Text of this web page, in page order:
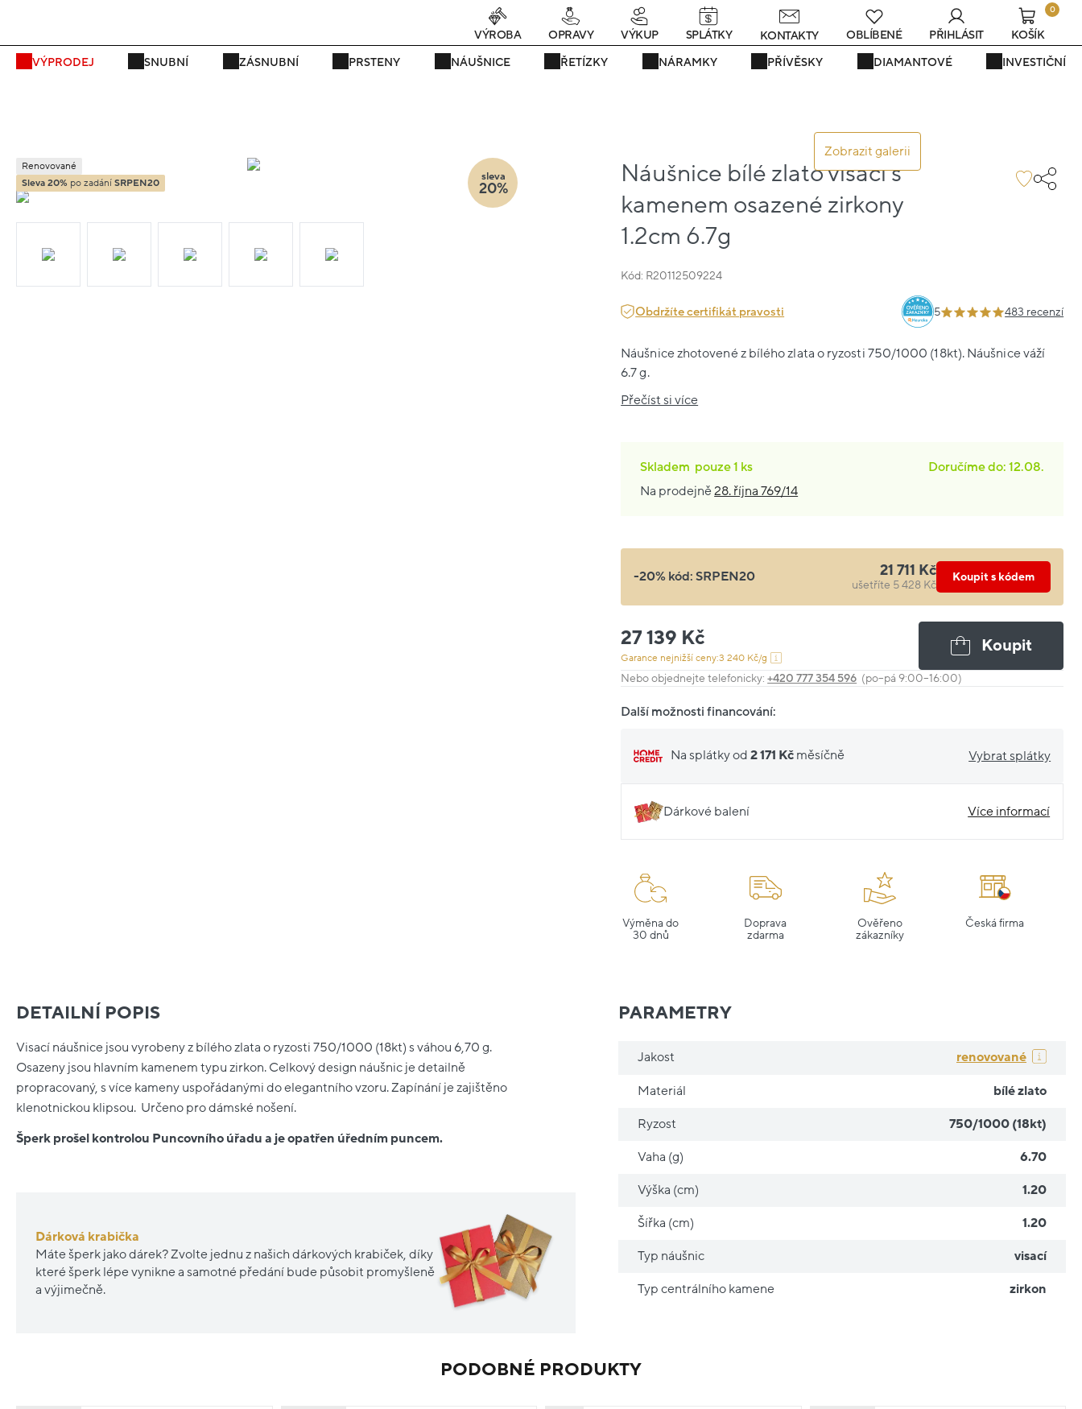
Právě teď! - 20 % na vše! Kód: SRPEN20 23 dní : 7h : 49m : 52s
VÝPRODEJ SNUBNÍ ZÁSNUBNÍ PRSTENY NÁUŠNICE ŘETÍZKY NÁRAMKY PŘÍVĚSKY DIAMANTOVÉ INVESTIČNÍ
VÝROBA OPRAVY VÝKUP SPLÁTKY KONTAKTY OBLÍBENÉ PŘIHLÁSIT
0
KOŠÍK
Zobrazit galerii
Náušnice bílé zlato visací s
kamenem osazené zirkony
1.2cm 6.7g
Kód: R20112509224
Renovované
Sleva 20% po zadání SRPEN20
sleva
20%
Obdržíte certifikát pravosti 5 483 recenzí
Náušnice zhotovené z bílého zlata o ryzosti 750/1000 (18kt). Náušnice váží
6.7 g.
Přečíst si více
Skladem pouze1 ks
Doručíme do: 12.08.
Na prodejně28. října 769/14
-20% kód:SRPEN20 21 711 Kč
ušetříte 5 428 Kč
Koupit s kódem
27 139 Kč
Garance nejnižší ceny:3 240 Kč/g
Koupit
Nebo objednejte telefonicky:+420 777 354 596 (po–pá 9:00–16:00)
Další možnosti financování:
Na splátky od2 171 Kč měsíčně Vybrat splátky
Dárkové balení Více informací
Výměna do
30 dnů
Doprava
zdarma
Ověřeno
zákazníky
Česká firma
DETAILNÍ POPIS
Visací náušnice jsou vyrobeny z bílého zlata o ryzosti 750/1000 (18kt) s váhou 6,70 g.
Osazeny jsou hlavním kamenem typu zirkon. Celkový design náušnic je detailně
propracovaný, s více kameny uspořádanými do elegantního vzoru. Zapínání je zajištěno
klenotnickou klipsou. Určeno pro dámské nošení.
Šperk prošel kontrolou Puncovního úřadu a je opatřen úředním puncem.
Dárková krabička
Máte šperk jako dárek? Zvolte jednu z našich dárkových krabiček, díky
které šperk lépe vynikne a samotné předání bude působit promyšleně
a výjimečně.
PARAMETRY
Jakost renovované
Materiál bílé zlato
Ryzost 750/1000 (18kt)
Vaha (g) 6.70
Výška (cm) 1.20
Šířka (cm) 1.20
Typ náušnic visací
Typ centrálního kamene zirkon
PODOBNÉ PRODUKTY